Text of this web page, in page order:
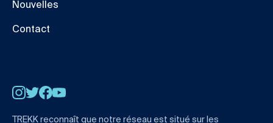
Nouvelles
Contact
Instagram
Twitter
Facebook
TREKK reconnaît que notre réseau est situé sur les